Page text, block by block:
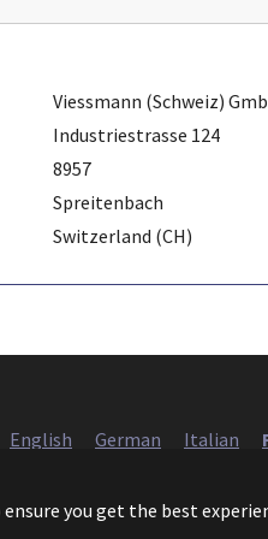
you get the best
Viessmann (Schweiz)
Industriestrasse 124
8957
Spreitenbach
Switzerland (CH)
English German Italian